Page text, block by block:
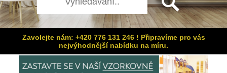
Zavolejte nám: +420 776 131 246 ! Připravíme pro vás
nejvýhodnější nabídku na míru.